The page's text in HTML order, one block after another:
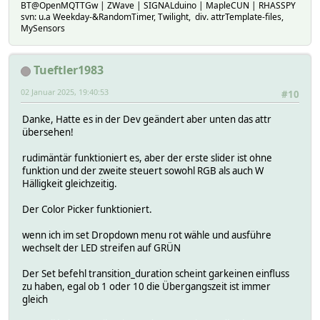
# MSGCNT 194
# NAME shellyplusrgbwpm_ecc9ff4c616c
# STATE on
# TYPE MQTT2_DEVICE
# eventCount 223
# JSONMAP:
# brightness pct
# READINGS:
# 2025-01-02 17:20:58 IODev
# 2025-01-02 18:38:00 aenergy_by_minute_2 36.203
# 2025-01-02 18:38:00 aenergy_by_minute_3 36.200
# 2025-01-02 18:38:00 aenergy_minute_ts 1735839480
# 2025-01-02 18:38:00 aenergy_total 6.195
# 2025-01-02 18:38:00 apower 2.2
# 2025-01-02 18:38:00 brightness 12
# 2025-01-02 17:26:38 cfg_rev 15
# 2025-01-02 18:38:00 dst shellyplusrgbwpm-
# 2025-01-02 17:26:38 fs_free 90112
# 2025-01-02 17:26:38 fs_size 393216
BT@OpenMQTTGw | ZWave | SIGNALduino | MapleCUN | RHASSPY
svn: u.a Weekday-&RandomTimer, Twilight, div. attrTemplate-files,
MySensors
Tueftler1983
#10
02 Januar 2025, 19:40:53
Danke, Hatte es in der Dev geändert aber unten das attr
übersehen!
rudimäntär funktioniert es, aber der erste slider ist ohne
funktion und der zweite steuert sowohl RGB als auch W
Hälligkeit gleichzeitig.
Der Color Picker funktioniert.
wenn ich im set Dropdown menu rot wähle und ausführe
wechselt der LED streifen auf GRÜN
Der Set befehl transition_duration scheint garkeinen einfluss
zu haben, egal ob 1 oder 10 die Übergangszeit ist immer
gleich